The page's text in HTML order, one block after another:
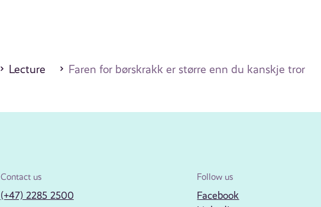
Lecture Faren for børskrakk er større enn du kanskje tror
Contact us
(+47) 2285 2500
Follow us
Facebook